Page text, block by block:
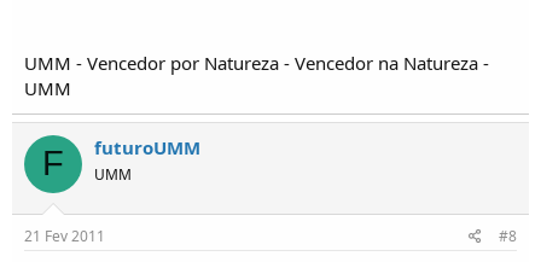
UMM - Vencedor por Natureza - Vencedor na Natureza -
UMM
F futuroUMM
UMM
21 Fev 2011 #8